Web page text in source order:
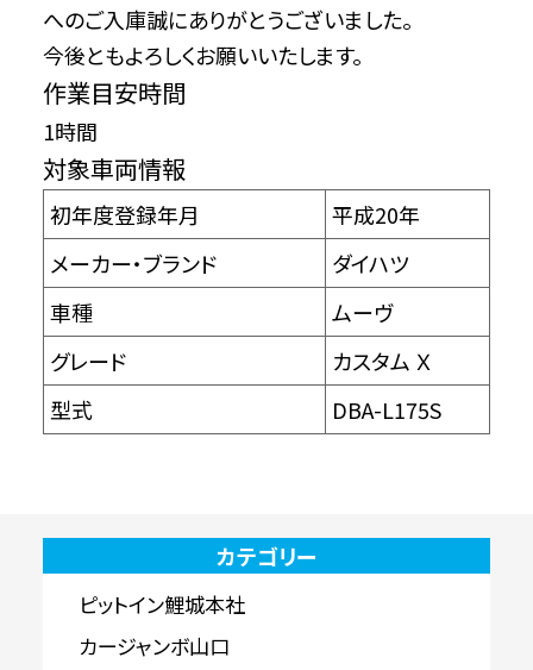
へのご入庫誠にありがとうございました。
今後ともよろしくお願いいたします。
作業目安時間
1時間
対象車両情報
初年度登録年月
平成20年
メーカー・ブランド
ダイハツ
車種
ムーヴ
グレード
カスタム Ｘ
型式
DBA-L175S
カテゴリー
ピットイン鯉城本社
カージャンボ山口